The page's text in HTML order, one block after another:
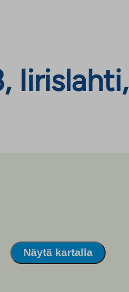
Iirislahti,
Näytä kartalla